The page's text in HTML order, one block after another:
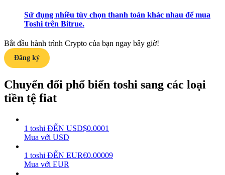
Earn
Power Piggy
Làm cho tài sản của bạn tăng giá trị đều đặn
Sử dụng nhiều tùy chọn thanh toán khác nhau để mua
Toshi trên Bitrue.
Bắt đầu hành trình Crypto của bạn ngay bây giờ!
Đăng ký
Chuyển đổi phổ biến toshi sang các loại
tiền tệ fiat
1 toshi ĐẾN USD$0.0001
Mua với USD
1 toshi ĐẾN EUR€0.00009
Mua với EUR